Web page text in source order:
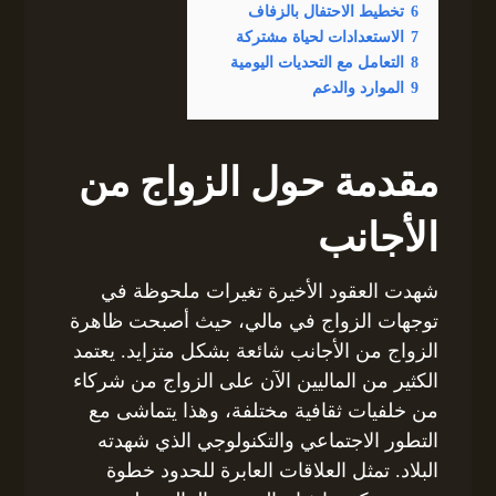
6 تخطيط الاحتفال بالزفاف
7
الاستعدادات لحياة مشتركة
8
التعامل مع التحديات اليومية
9
الموارد والدعم
مقدمة حول الزواج من
الأجانب
شهدت العقود الأخيرة تغيرات ملحوظة في
توجهات الزواج في مالي، حيث أصبحت ظاهرة
الزواج من الأجانب شائعة بشكل متزايد. يعتمد
الكثير من الماليين الآن على الزواج من شركاء
من خلفيات ثقافية مختلفة، وهذا يتماشى مع
التطور الاجتماعي والتكنولوجي الذي شهدته
البلاد. تمثل العلاقات العابرة للحدود خطوة